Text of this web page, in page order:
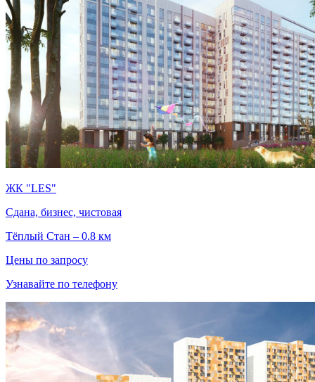
ЖК "LES"
Сдана, бизнес, чистовая
Тёплый Стан – 0.8 км
Цены по запросу
Узнавайте по телефону